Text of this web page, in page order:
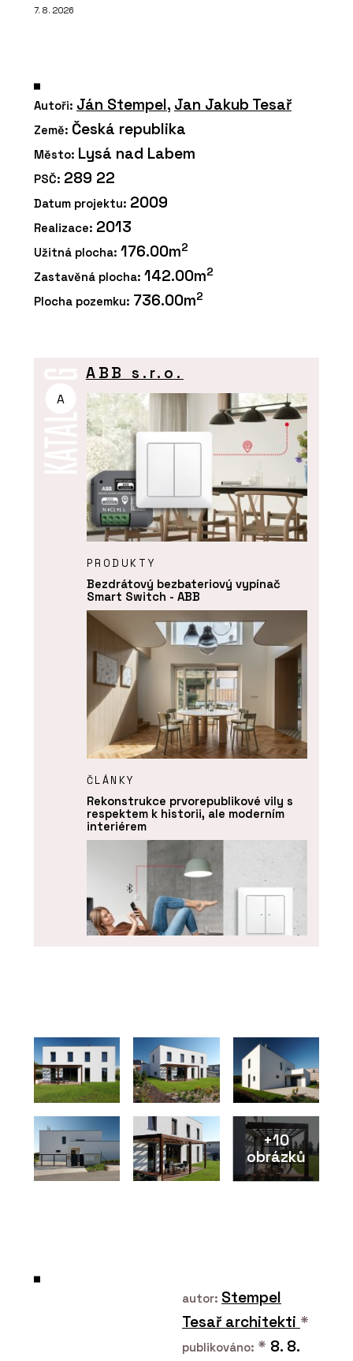
7. 8. 2026
Autoři: Ján Stempel, Jan Jakub Tesař
Země: Česká republika
Město: Lysá nad Labem
PSČ: 289 22
Datum projektu: 2009
Realizace: 2013
Užitná plocha: 176.00m2
Zastavěná plocha: 142.00m2
Plocha pozemku: 736.00m2
A
ABB s.r.o.
PRODUKTY
Bezdrátový bezbateriový vypínač
Smart Switch - ABB
ČLÁNKY
Rekonstrukce prvorepublikové vily s
respektem k historii, ale moderním
interiérem
Energy (BLE) - ABB
+10
obrázků
autor: Stempel
Tesař architekti *
publikováno: * 8. 8.